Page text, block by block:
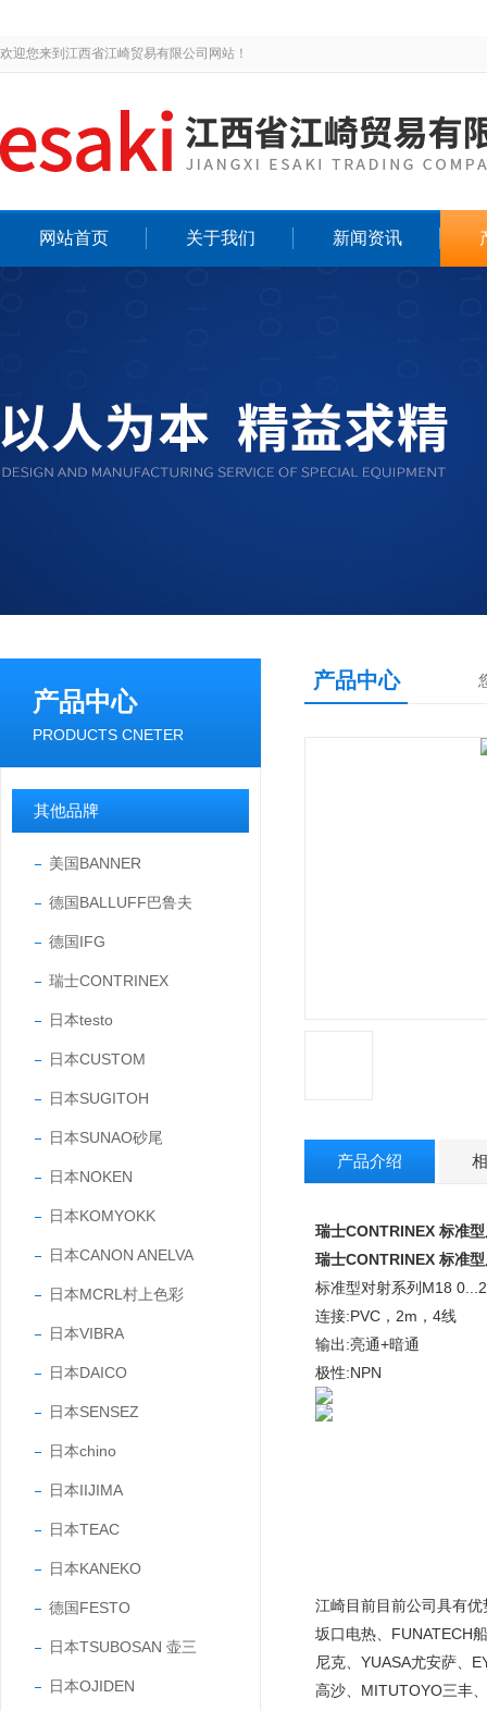
欢迎您来到江西省江崎贸易有限公司网站！
网站首页 关于我们 新闻资讯
产品中心
PRODUCTS CNETER
其他品牌
美国BANNER
德国BALLUFF巴鲁夫
德国IFG
瑞士CONTRINEX
日本testo
日本CUSTOM
日本SUGITOH
日本SUNAO砂尾
日本NOKEN
日本KOMYOKK
日本CANON ANELVA
日本MCRL村上色彩
日本VIBRA
日本DAICO
日本SENSEZ
日本chino
日本IIJIMA
日本TEAC
日本KANEKO
德国FESTO
日本TSUBOSAN 壶三
日本OJIDEN
产品中心
产品介绍
瑞士CONTRINEX 标准
瑞士CONTRINEX 标准
标准型对射系列M18
连接:PVC，2m，4线
输出:亮通+暗通
极性:NPN
江崎目前目前公司具有
坂口电热、FUNATECH
尼克、YUASA尤安萨、
高沙、MITUTOYO三丰